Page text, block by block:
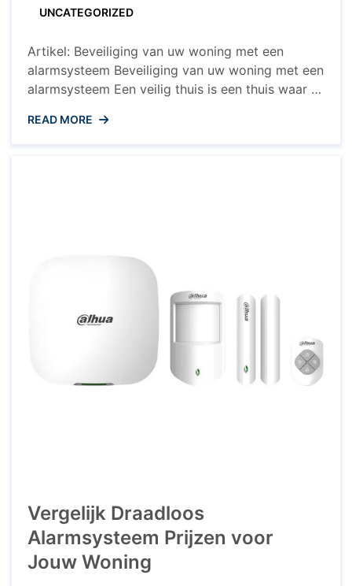
UNCATEGORIZED
Artikel: Beveiliging van uw woning met een
alarmsysteem Beveiliging van uw woning met een
alarmsysteem Een veilig thuis is een thuis waar u
eigendommen en dierbaren beschermd zijn. Een
effectieve manier om de beveiliging van uw
READ MORE
Vergelijk Draadloos
Alarmsysteem Prijzen voor
Jouw Woning